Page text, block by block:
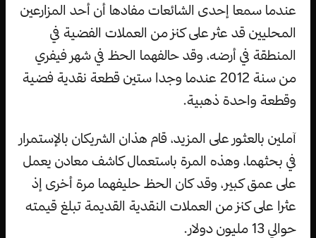
عندما سمعا إحدى الشائعات مفادها أن أحد المزارعين
المحليين قد عثر على كنز من العملات الفضية في
المنطقة في أرضه، وقد حالفهما الحظ في شهر فيفري
من سنة 2012 عندما وجدا ستين قطعة نقدية فضية
وقطعة واحدة ذهبية.
آملين بالعثور على المزيد، قام هذان الشريكان بالإستمرار
في بحثهما، وهذه المرة باستعمال كاشف معادن يعمل
على عمق كبير، وقد كان الحظ حليفهما مرة أخرى إذ
عثرا على كنز من العملات النقدية القديمة تبلغ قيمته
حوالي 13 مليون دولار.